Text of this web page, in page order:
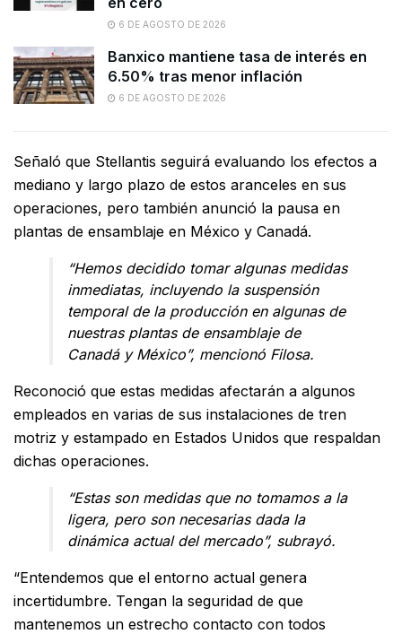
6 DE AGOSTO DE 2026
Banxico mantiene tasa de interés en
6.50% tras menor inflación
6 DE AGOSTO DE 2026
Señaló que Stellantis seguirá evaluando los efectos a
mediano y largo plazo de estos aranceles en sus
operaciones, pero también anunció la pausa en
plantas de ensamblaje en México y Canadá.
“Hemos decidido tomar algunas medidas
inmediatas, incluyendo la suspensión
temporal de la producción en algunas de
nuestras plantas de ensamblaje de
Canadá y México”, mencionó Filosa.
Reconoció que estas medidas afectarán a algunos
empleados en varias de sus instalaciones de tren
motriz y estampado en Estados Unidos que respaldan
dichas operaciones.
“Estas son medidas que no tomamos a la
ligera, pero son necesarias dada la
dinámica actual del mercado”, subrayó.
“Entendemos que el entorno actual genera
incertidumbre. Tengan la seguridad de que
mantenemos un estrecho contacto con todos